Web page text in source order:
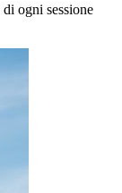
ogni sessione